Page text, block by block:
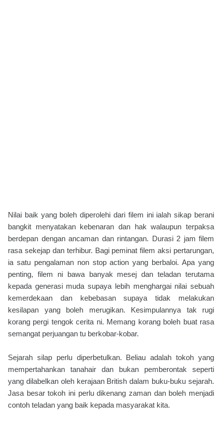
Nilai baik yang boleh diperolehi dari filem ini ialah sikap berani
bangkit menyatakan kebenaran dan hak walaupun terpaksa
berdepan dengan ancaman dan rintangan. Durasi 2 jam filem
rasa sekejap dan terhibur. Bagi peminat filem aksi pertarungan,
ia satu pengalaman non stop action yang berbaloi. Apa yang
penting, filem ni bawa banyak mesej dan teladan terutama
kepada generasi muda supaya lebih menghargai nilai sebuah
kemerdekaan dan kebebasan supaya tidak melakukan
kesilapan yang boleh merugikan. Kesimpulannya tak rugi
korang pergi tengok cerita ni. Memang korang boleh buat rasa
semangat perjuangan tu berkobar-kobar.
Sejarah silap perlu diperbetulkan. Beliau adalah tokoh yang
mempertahankan tanahair dan bukan pemberontak seperti
yang dilabelkan oleh kerajaan British dalam buku-buku sejarah.
Jasa besar tokoh ini perlu dikenang zaman dan boleh menjadi
contoh teladan yang baik kepada masyarakat kita.